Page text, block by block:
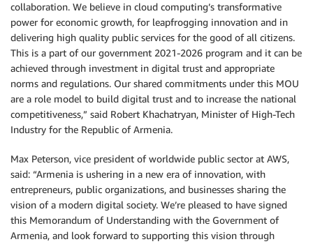
collaboration. We believe in cloud computing’s transformative
power for economic growth, for leapfrogging innovation and in
delivering high quality public services for the good of all citizens.
This is a part of our government 2021-2026 program and it can be
achieved through investment in digital trust and appropriate
norms and regulations. Our shared commitments under this MOU
are a role model to build digital trust and to increase the national
competitiveness,” said Robert Khachatryan, Minister of High-Tech
Industry for the Republic of Armenia.
Max Peterson, vice president of worldwide public sector at AWS,
said: “Armenia is ushering in a new era of innovation, with
entrepreneurs, public organizations, and businesses sharing the
vision of a modern digital society. We’re pleased to have signed
this Memorandum of Understanding with the Government of
Armenia, and look forward to supporting this vision through